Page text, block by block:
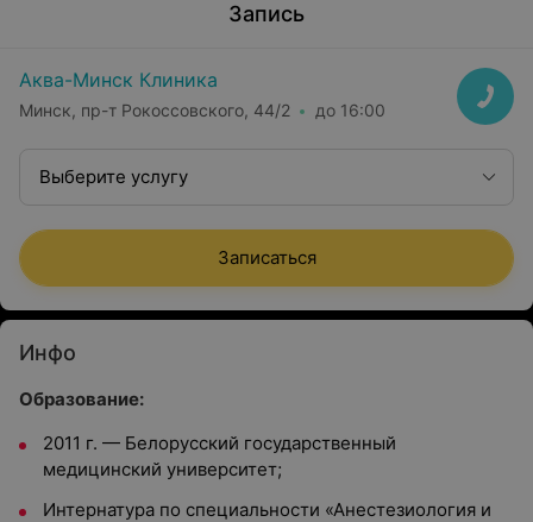
Запись
Аква-Минск Клиника
Минск, пр-т Рокоссовского, 44/2 до 16:00
Выберите услугу
Записаться
Инфо
Образование:
2011 г. — Белорусский государственный
медицинский университет;
Интернатура по специальности «Анестезиология и